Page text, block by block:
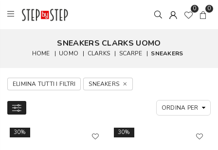
0 0
SNEAKERS CLARKS UOMO
HOME | UOMO | CLARKS | SCARPE | SNEAKERS
ELIMINA TUTTI I FILTRI SNEAKERS
30% 30%